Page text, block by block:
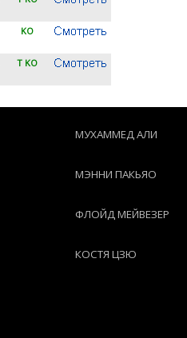
KO
T KO
МУХАММЕД АЛИ
МЭННИ ПАКЬЯО
ФЛОЙД МЕЙВЕЗЕР
КОСТЯ ЦЗЮ